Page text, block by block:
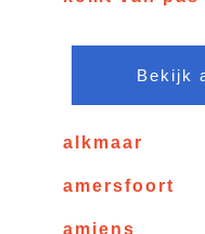
Bekijk
alkmaar
amersfoort
amiens